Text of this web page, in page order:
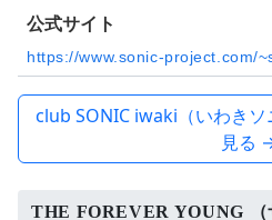
公式サイト
https://www.sonic-project.com/
club SONIC iwaki（いわき
見る
THE FOREVER YOUNG （